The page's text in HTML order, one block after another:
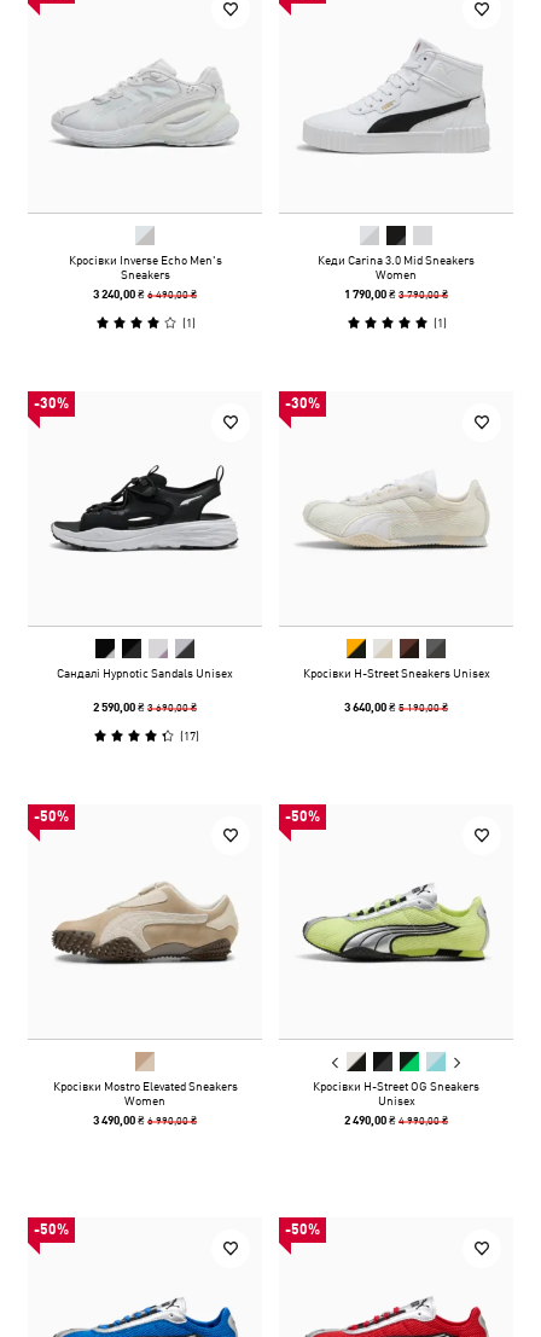
Кросівки Inverse Echo Men's
Sneakers
3 240,00 ₴6 490,00 ₴
(1)
Кеди Carina 3.0 Mid Sneakers
Women
1 790,00 ₴3 790,00 ₴
(1)
-30%
Сандалі Hypnotic Sandals Unisex
2 590,00 ₴3 690,00 ₴
(17)
-30%
Кросівки H-Street Sneakers Unisex
3 640,00 ₴5 190,00 ₴
-50%
Кросівки Mostro Elevated Sneakers
Women
3 490,00 ₴6 990,00 ₴
-50%
Кросівки H-Street OG Sneakers
Unisex
2 490,00 ₴4 990,00 ₴
-50% -50%